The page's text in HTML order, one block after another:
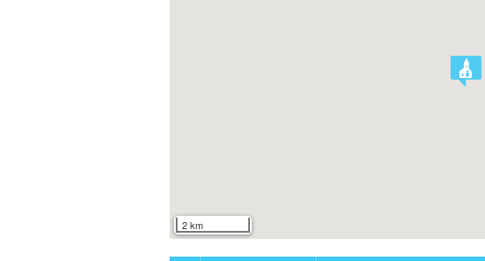
2 km